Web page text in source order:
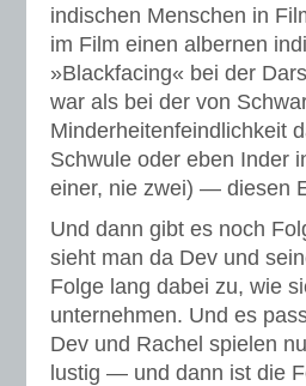
indischen Menschen in
im Film einen albernen
»Blackfacing« bei der
war als bei der von
Minderheitenfeindlichkeit
Schwule oder eben Inder
einer, nie zwei) — diesen
Und dann gibt es noch
sieht man da Dev und
Folge lang dabei zu, wie
unternehmen. Und es
Dev und Rachel spielen
lustig — und dann ist die